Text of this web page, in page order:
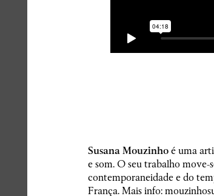
Susana Mouzinhoé uma
e som. O seu trabalho move-
contemporaneidade e do
França. Mais info: